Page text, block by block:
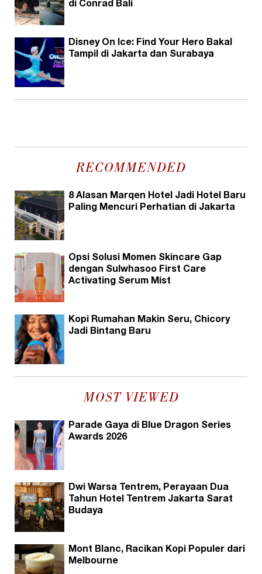
di Conrad Bali
Disney On Ice: Find Your Hero Bakal
Tampil di Jakarta dan Surabaya
RECOMMENDED
8 Alasan Marqen Hotel Jadi Hotel Baru
Paling Mencuri Perhatian di Jakarta
Opsi Solusi Momen Skincare Gap
dengan Sulwhasoo First Care
Activating Serum Mist
Kopi Rumahan Makin Seru, Chicory
Jadi Bintang Baru
MOST VIEWED
Parade Gaya di Blue Dragon Series
Awards 2026
Dwi Warsa Tentrem, Perayaan Dua
Tahun Hotel Tentrem Jakarta Sarat
Budaya
Mont Blanc, Racikan Kopi Populer dari
Melbourne